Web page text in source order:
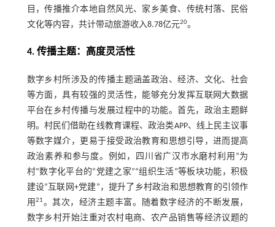
目，传播推介本地自然风光、家乡美食、传统村落、民俗
文化等内容，共计带动旅游收入8.78亿元20。
4. 传播主题：高度灵活性
数字乡村所涉及的传播主题涵盖政治、经济、文化、社会
等方面，具有较强的灵活性，能够充分发挥互联网大数据
平台在乡村传播与发展过程中的功能。首先，政治主题鲜
明。村民们借助在线教育课程、政治类APP、线上民主议事
等数字媒介，更易于接受政治教育和思想引导，进而提高
政治素养和参与度。例如，四川省广汉市水磨村利用“为
村”数字化平台的“党建之家”“组织生活”等板块功能，积极
建设“互联网+党建”，提升了乡村政治和思想教育的引领作
用21。其次，经济主题丰富。随着数字经济的不断发展，
数字乡村开始注重对农村电商、农产品销售等经济议题的